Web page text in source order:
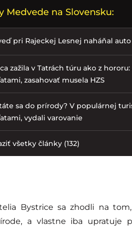
Medvede na Slovensku:
pri Rajeckej Lesnej naháňal
zažila v Tatrách túru ako z
zasahovať musela HZS
sa do prírody? V populárnej
vydali varovanie
všetky články (132)
Bystrice sa zhodli na
a vlastne iba upratuje